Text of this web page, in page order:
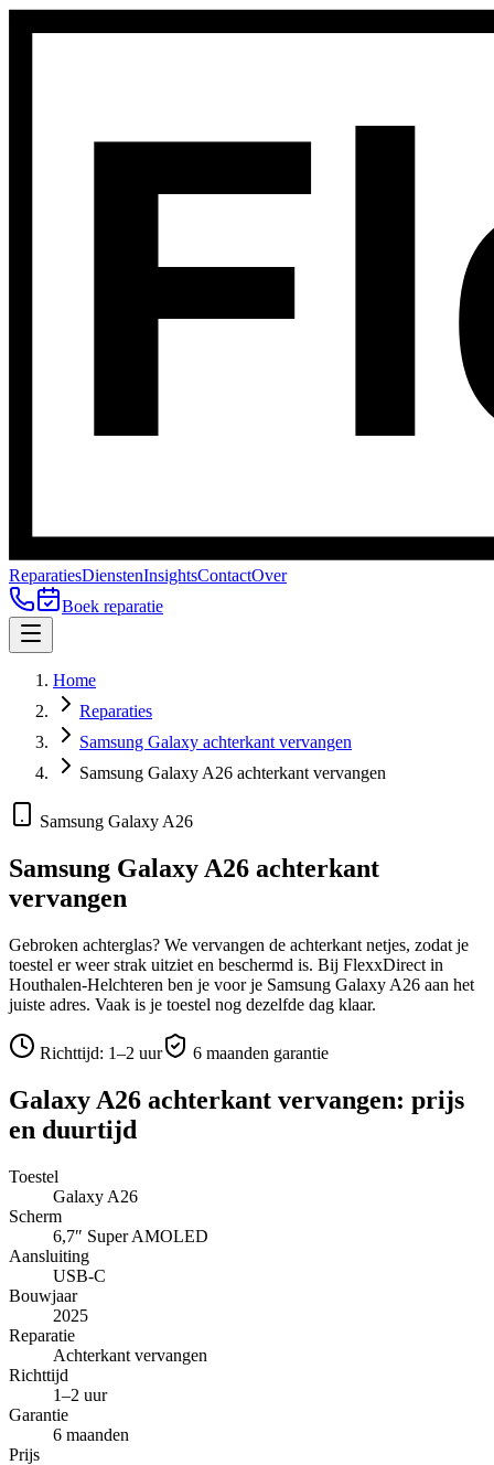
ReparatiesDienstenInsightsContactOver
Boek reparatie
Home
Reparaties
Samsung Galaxy achterkant vervangen
Samsung Galaxy A26 achterkant vervangen
Samsung Galaxy A26
Samsung Galaxy A26 achterkant
vervangen
Gebroken achterglas? We vervangen de achterkant netjes, zodat je
toestel er weer strak uitziet en beschermd is. Bij FlexxDirect in
Houthalen-Helchteren ben je voor je Samsung Galaxy A26 aan het
juiste adres. Vaak is je toestel nog dezelfde dag klaar.
Richttijd: 1–2 uur 6 maanden garantie
Galaxy A26 achterkant vervangen: prijs
en duurtijd
Toestel
Galaxy A26
Scherm
6,7″ Super AMOLED
Aansluiting
USB-C
Bouwjaar
2025
Reparatie
Achterkant vervangen
Richttijd
1–2 uur
Garantie
6 maanden
Prijs